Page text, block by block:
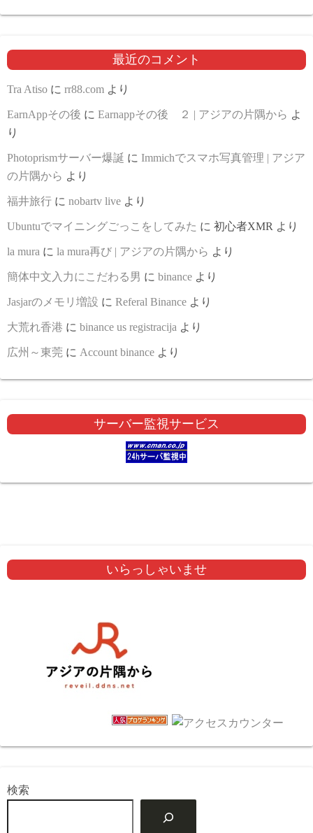
最近のコメント
Tra Atiso に rr88.com より
EarnAppその後 に Earnappその後 ２ | アジアの片隅から よ
り
Photoprismサーバー爆誕 に Immichでスマホ写真管理 | アジア
の片隅から より
福井旅行 に nobartv live より
Ubuntuでマイニングごっこをしてみた に 初心者XMR より
la mura に la mura再び | アジアの片隅から より
簡体中文入力にこだわる男 に binance より
Jasjarのメモリ増設 に Referal Binance より
大荒れ香港 に binance us registracija より
広州～東莞 に Account binance より
サーバー監視サービス
いらっしゃいませ
検索